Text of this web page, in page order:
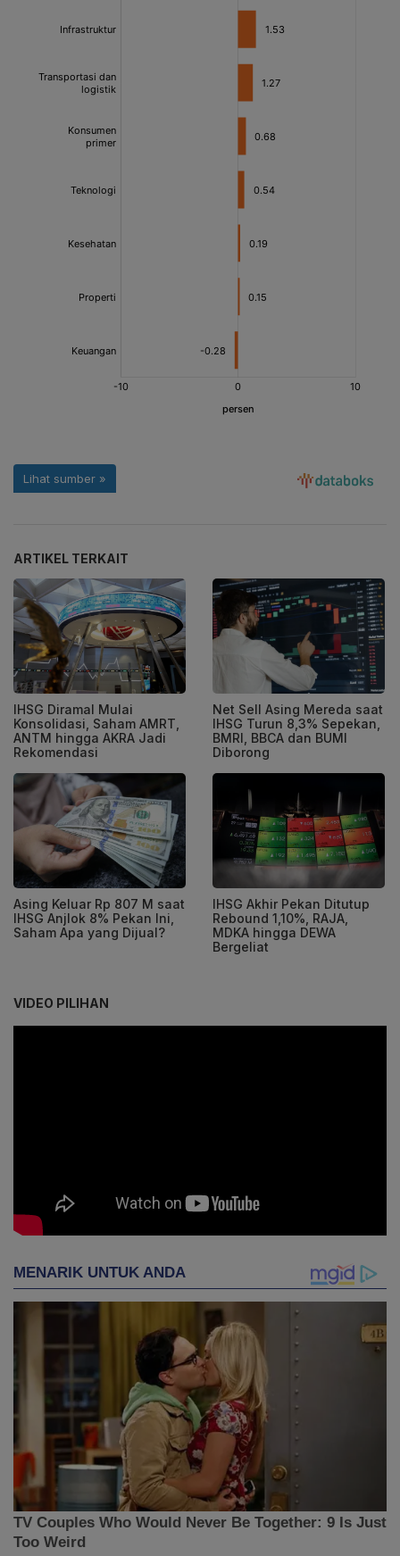
ARTIKEL TERKAIT
IHSG Diramal Mulai
Konsolidasi, Saham AMRT,
ANTM hingga AKRA Jadi
Rekomendasi
Net Sell Asing Mereda saat
IHSG Turun 8,3% Sepekan,
BMRI, BBCA dan BUMI
Diborong
Asing Keluar Rp 807 M saat
IHSG Anjlok 8% Pekan Ini,
Saham Apa yang Dijual?
IHSG Akhir Pekan Ditutup
Rebound 1,10%, RAJA,
MDKA hingga DEWA
Bergeliat
VIDEO PILIHAN